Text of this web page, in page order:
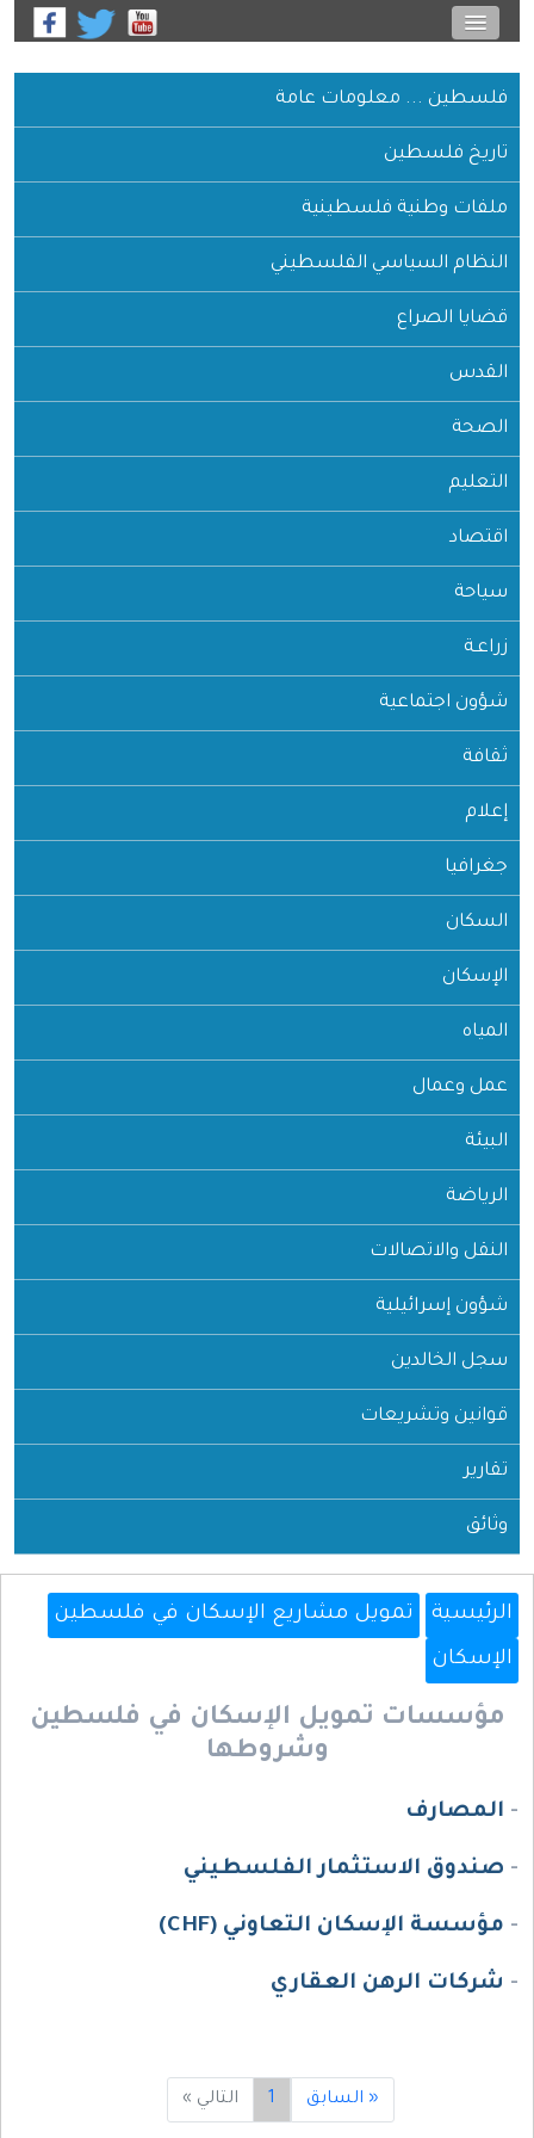
فلسطين ... معلومات عامة
تاريخ فلسطين
ملفات وطنية فلسطينية
النظام السياسي الفلسطيني
قضايا الصراع
القدس
الصحة
التعليم
اقتصاد
سياحة
زراعـة
شؤون اجتماعية
ثقافة
إعلام
جغرافيا
السكان
الإسكان
المياه
عمل وعمال
البيئة
الرياضة
النقل والاتصالات
شؤون إسرائيلية
سجل الخالدين
قوانين وتشريعات
تقارير
وثائق
الرئيسية
تمويل مشاريع الإسكان في فلسطين
الإسكان
مؤسسات تمويل الإسكان في فلسطين
وشروطها
- المصارف
- صندوق الاستثمار الفلسطيني
- مؤسسة الإسكان التعاوني (CHF)
- شركات الرهن العقاري
« السابق 1 التالي »